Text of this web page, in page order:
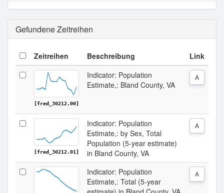
Gefundene Zeitreihen
Zeitreihen Beschreibung Link
[fred_30212.00]
Indicator: Population
Estimate,: Bland County, VA
A
[fred_30212.01]
Indicator: Population
Estimate,: by Sex, Total
Population (5-year estimate)
in Bland County, VA
A
Indicator: Population
Estimate,: Total (5-year
A